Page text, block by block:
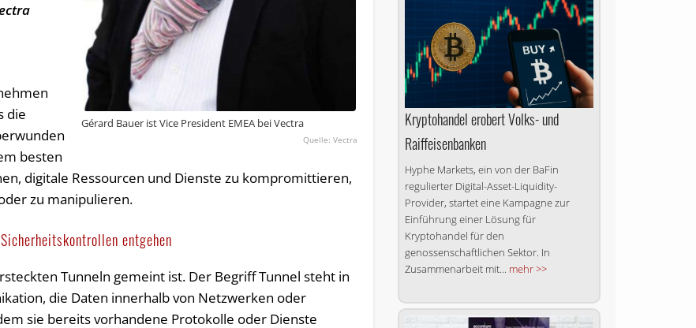
Gérard Bauer ist Vice President EMEA bei Vectra
Vectra
die
besten
digitale Ressourcen und Dienste zu kompromittieren,
zu manipulieren.
entgehen
Tunneln gemeint ist. Der Begriff Tunnel steht in
die Daten innerhalb von Netzwerken oder
sie bereits vorhandene Protokolle oder Dienste
Kryptohandel erobert Volks- und
Raiffeisenbanken
Hyphe Markets, ein von der BaFin
regulierter Digital-Asset-Liquidity-
Provider, startet eine Kampagne zur
Einführung einer Lösung für
Kryptohandel für den
genossenschaftlichen Sektor. In
Zusammenarbeit mit... mehr >>